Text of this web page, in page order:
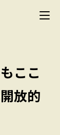
ここ
放的